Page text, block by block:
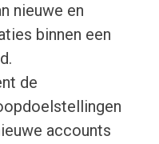
nieuwe en
binnen een
de
accounts